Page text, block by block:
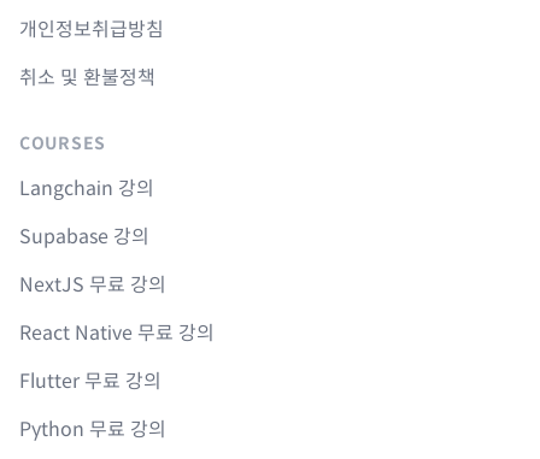
개인정보취급방침
취소 및 환불정책
COURSES
Langchain 강의
Supabase 강의
NextJS 무료 강의
React Native 무료 강의
Flutter 무료 강의
Python 무료 강의